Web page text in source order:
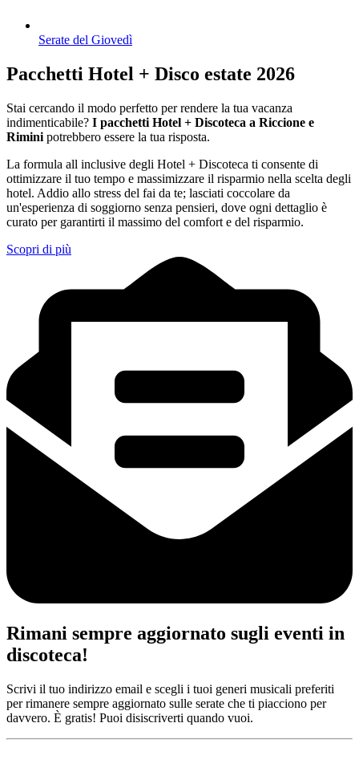
Serate del Giovedì
Pacchetti Hotel + Disco estate 2026
Stai cercando il modo perfetto per rendere la tua vacanza
indimenticabile? I pacchetti Hotel + Discoteca a Riccione e
Rimini potrebbero essere la tua risposta.
La formula all inclusive degli Hotel + Discoteca ti consente di
ottimizzare il tuo tempo e massimizzare il risparmio nella scelta degli
hotel. Addio allo stress del fai da te; lasciati coccolare da
un'esperienza di soggiorno senza pensieri, dove ogni dettaglio è
curato per garantirti il massimo del comfort e del risparmio.
Scopri di più
Rimani sempre aggiornato sugli eventi in
discoteca!
Scrivi il tuo indirizzo email e scegli i tuoi generi musicali preferiti
per rimanere sempre aggiornato sulle serate che ti piacciono per
davvero. È gratis! Puoi disiscriverti quando vuoi.